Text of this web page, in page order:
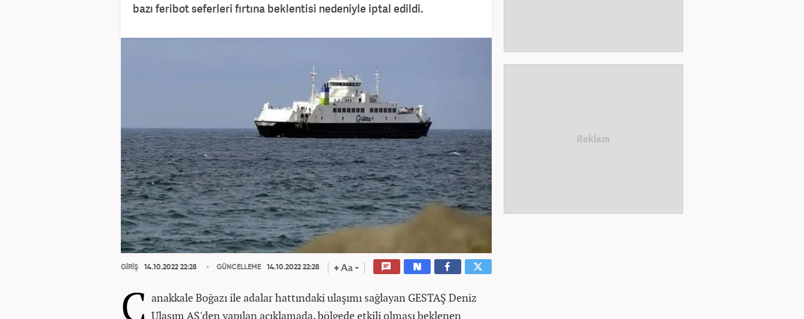
bazı feribot seferleri fırtına beklentisi nedeniyle iptal edildi.
GİRİŞ 14.10.2022 22:28 GÜNCELLEME 14.10.2022 22:28
Ç anakkale Boğazı ile adalar hattındaki ulaşımı sağlayan GESTAŞ Deniz
Ulaşım AŞ'den yapılan açıklamada, bölgede etkili olması beklenen